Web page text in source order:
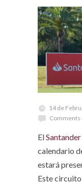
14 de
Comments
El
calendario
estará
Este